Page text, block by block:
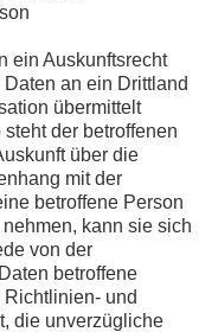
ein Auskunftsrecht
an ein Drittland
übermittelt
der betroffenen
über die
mit der
betroffene Person
kann sie sich
von der
betroffene
und
die unverzügliche